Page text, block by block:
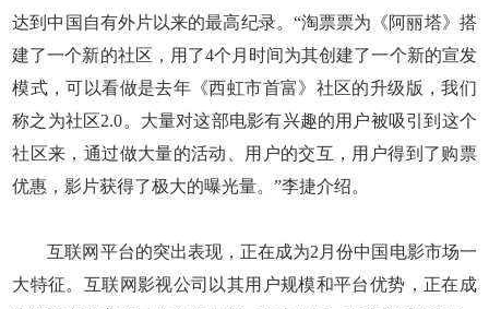
达到中国自有外片以来的最高纪录。“淘票票为《阿丽塔》搭
建了一个新的社区，用了4个月时间为其创建了一个新的宣发
模式，可以看做是去年《西虹市首富》社区的升级版，我们
称之为社区2.0。大量对这部电影有兴趣的用户被吸引到这个
社区来，通过做大量的活动、用户的交互，用户得到了购票
优惠，影片获得了极大的曝光量。”李捷介绍。
互联网平台的突出表现，正在成为2月份中国电影市场一
大特征。互联网影视公司以其用户规模和平台优势，正在成